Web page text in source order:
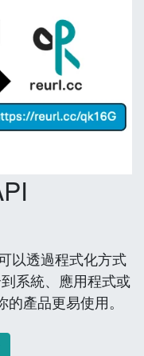
以透過程式化方式
系統、應用程式或
產品更易使用。